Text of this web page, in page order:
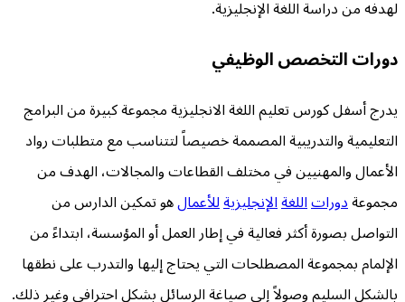
لهدفه من دراسة اللغة الإنجليزية.
دورات التخصص الوظيفي
يدرج أسفل كورس تعليم اللغة الانجليزية مجموعة كبيرة من البرامج
التعليمية والتدريبية المصممة خصيصاً لتتناسب مع متطلبات رواد
الأعمال والمهنيين في مختلف القطاعات والمجالات، الهدف من
مجموعة دورات اللغة الإنجليزية للأعمال هو تمكين الدارس من
التواصل بصورة أكثر فعالية في إطار العمل أو المؤسسة، ابتداءً من
الإلمام بمجموعة المصطلحات التي يحتاج إليها والتدرب على نطقها
بالشكل السليم وصولاً إلى صياغة الرسائل بشكل احترافي وغير ذلك.